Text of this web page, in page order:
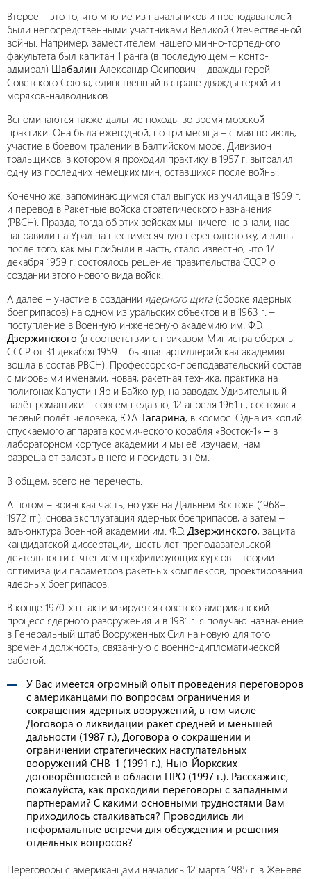
Второе – это то, что многие из начальников и преподавателей
были непосредственными участниками Великой Отечественной
войны. Например, заместителем нашего минно-торпедного
факультета был капитан 1 ранга (в последующем – контр-
адмирал) Шабалин Александр Осипович – дважды герой
Советского Союза, единственный в стране дважды герой из
моряков-надводников.
Вспоминаются также дальние походы во время морской
практики. Она была ежегодной, по три месяца – с мая по июль,
участие в боевом тралении в Балтийском море. Дивизион
тральщиков, в котором я проходил практику, в 1957 г. вытралил
одну из последних немецких мин, оставшихся после войны.
Конечно же, запоминающимся стал выпуск из училища в 1959 г.
и перевод в Ракетные войска стратегического назначения
(РВСН). Правда, тогда об этих войсках мы ничего не знали, нас
направили на Урал на шестимесячную переподготовку, и лишь
после того, как мы прибыли в часть, стало известно, что 17
декабря 1959 г. состоялось решение правительства СССР о
создании этого нового вида войск.
А далее – участие в создании ядерного щита(сборке ядерных
боеприпасов) на одном из уральских объектов и в 1963 г. –
поступление в Военную инженерную академию им. Ф.Э.
Дзержинского (в соответствии с приказом Министра обороны
СССР от 31 декабря 1959 г. бывшая артиллерийская академия
вошла в состав РВСН). Профессорско-преподавательский состав
с мировыми именами, новая, ракетная техника, практика на
полигонах Капустин Яр и Байконур, на заводах. Удивительный
налёт романтики – совсем недавно, 12 апреля 1961 г., состоялся
первый полёт человека, Ю.А. Гагарина, в космос. Одна из копий
спускаемого аппарата космического корабля «Восток-1» – в
лабораторном корпусе академии и мы её изучаем, нам
разрешают залезть в него и посидеть в нём.
В общем, всего не перечесть.
А потом – воинская часть, но уже на Дальнем Востоке (1968–
1972 гг.), снова эксплуатация ядерных боеприпасов, а затем –
адъюнктура Военной академии им. Ф.Э. Дзержинского, защита
кандидатской диссертации, шесть лет преподавательской
деятельности с чтением профилирующих курсов – теории
оптимизации параметров ракетных комплексов, проектирования
ядерных боеприпасов.
В конце 1970-х гг. активизируется советско-американский
процесс ядерного разоружения и в 1981 г. я получаю назначение
в Генеральный штаб Вооруженных Сил на новую для того
времени должность, связанную с военно-дипломатической
работой.
У Вас имеется огромный опыт проведения переговоров
с американцами по вопросам ограничения и
сокращения ядерных вооружений, в том числе
Договора о ликвидации ракет средней и меньшей
дальности (1987 г.), Договора о сокращении и
ограничении стратегических наступательных
вооружений СНВ-1 (1991 г.), Нью-Йоркских
договорённостей в области ПРО (1997 г.). Расскажите,
пожалуйста, как проходили переговоры с западными
партнёрами? С какими основными трудностями Вам
приходилось сталкиваться? Проводились ли
неформальные встречи для обсуждения и решения
отдельных вопросов?
Переговоры с американцами начались 12 марта 1985 г. в Женеве.